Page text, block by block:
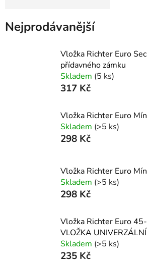
Nejprodávanější
Vložka Richter Euro
přídavného zámku
Skladem (5 ks)
317 Kč
Vložka Richter Euro
Skladem (>5 ks)
298 Kč
Vložka Richter Euro
Skladem (>5 ks)
298 Kč
Vložka Richter Euro
VLOŽKA UNIVERZÁLNÍ
Skladem (>5 ks)
235 Kč